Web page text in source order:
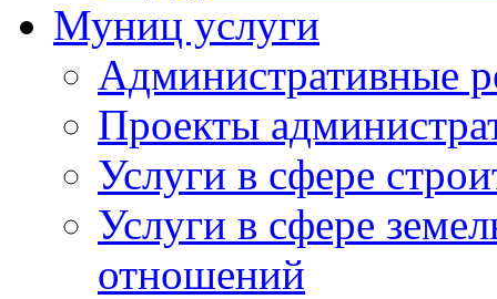
Муниц услуги
Административные
Проекты
Услуги в сфере
Услуги в сфере
отношений